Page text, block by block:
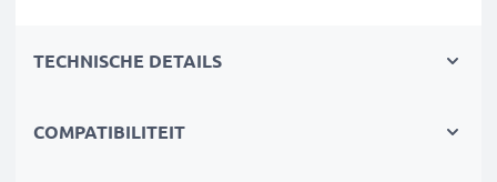
modernste NiMH technologie met minder memory
probleem meer
TECHNISCHE DETAILS
COMPATIBILITEIT